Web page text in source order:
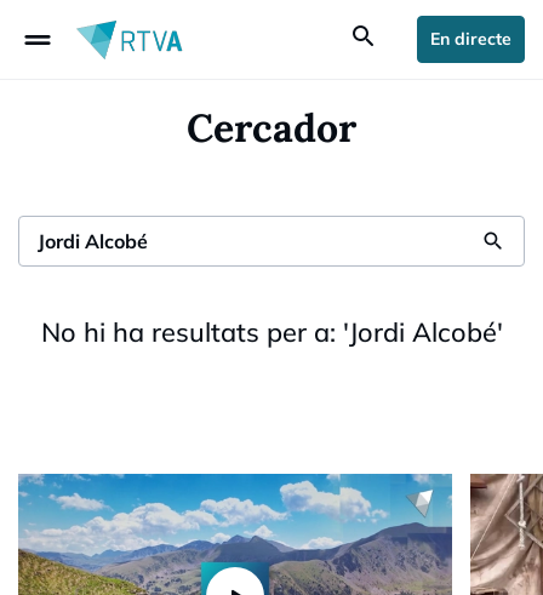
drag_handle search En directe
Cercador
search
No hi ha resultats per a: 'Jordi Alcobé'